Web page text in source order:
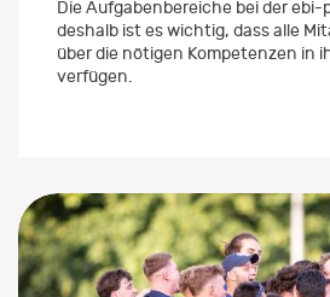
Die Aufgabenbereiche bei der ebi-
deshalb ist es wichtig, dass alle
über die nötigen Kompetenzen in